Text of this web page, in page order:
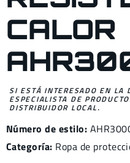
CALOR
SI ESTÁ INTERESADO EN LA
ESPECIALISTA DE
DISTRIBUIDOR LOCAL.
Número de estilo:
Categoría: Ropa de